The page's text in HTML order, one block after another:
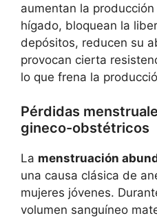
aumentan la
hígado, bloquean la
depósitos, reducen su
provocan cierta
lo que frena la
Pérdidas
gineco-obstétricos
La menstruación
una causa clásica de
mujeres jóvenes.
volumen sanguíneo